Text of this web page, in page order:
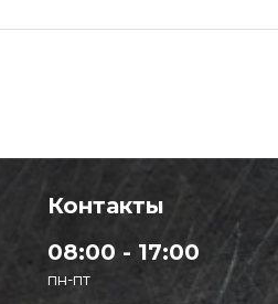
Контакты
08:00 - 17:00
пн-пт